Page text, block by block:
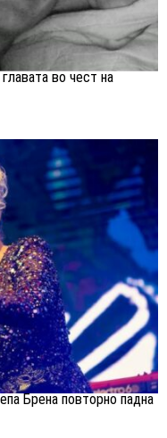
во чест на
Брена повторно падна